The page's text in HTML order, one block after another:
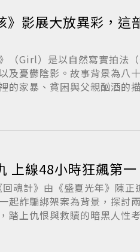
》影展大放異彩，這
（Girl）是以自然寫實拍法
及憂鬱陰影。故事背景為八
的家暴、貧困與父親酗酒的
上線48小時狂飆第一
魂計》由《盛夏光年》陳正
起詐騙綁架案為背景，探討
踏上仇恨與救贖的暗黑人性